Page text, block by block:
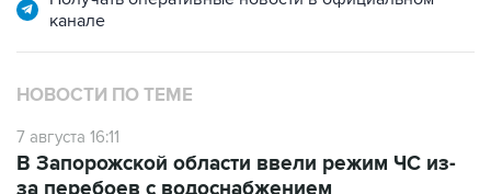
НОВОСТИ ПО ТЕМЕ
7 августа 16:11
за перебоев с водоснабжением